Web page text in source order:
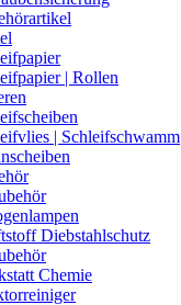
| Rollen
| Schleifschwamm
Diebstahlschutz
Chemie